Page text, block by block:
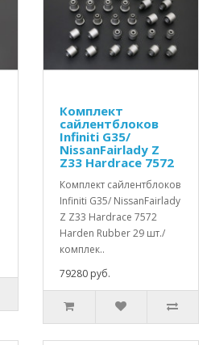
Комплект
сайлентблоков
Infiniti G35/
NissanFairlady Z
Z33 Hardrace 7572
Комплект сайлентблоков
Infiniti G35/ NissanFairlady
Z Z33 Hardrace 7572
Harden Rubber 29 шт./
комплек..
79280 руб.